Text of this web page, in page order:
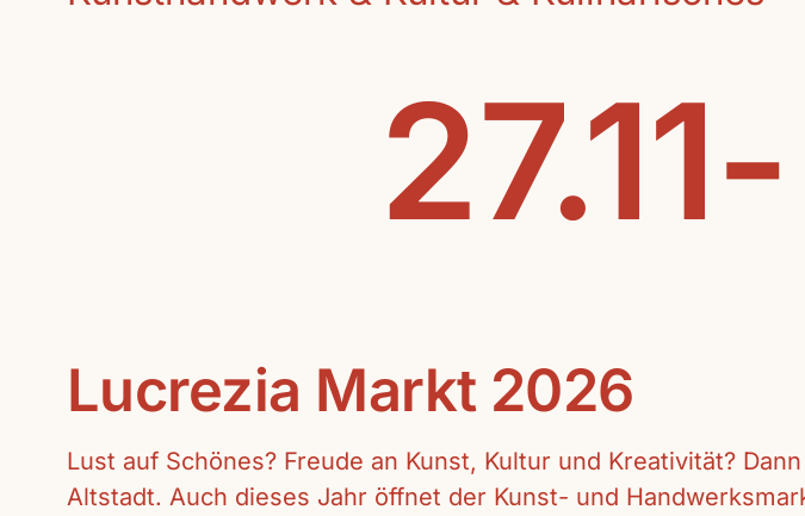
Lucrezia Markt 2026
Lust auf Schönes? Freude an Kunst, Kultur und Kreativität?
Altstadt. Auch dieses Jahr öffnet der Kunst- und